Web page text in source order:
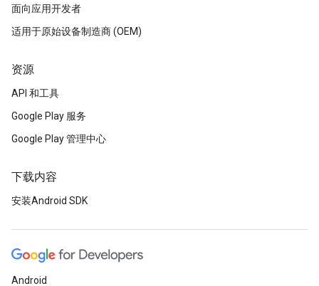
面向应用开发者
适用于原始设备制造商 (OEM)
资源
API 和工具
Google Play 服务
Google Play 管理中心
下载内容
安装Android SDK
Android